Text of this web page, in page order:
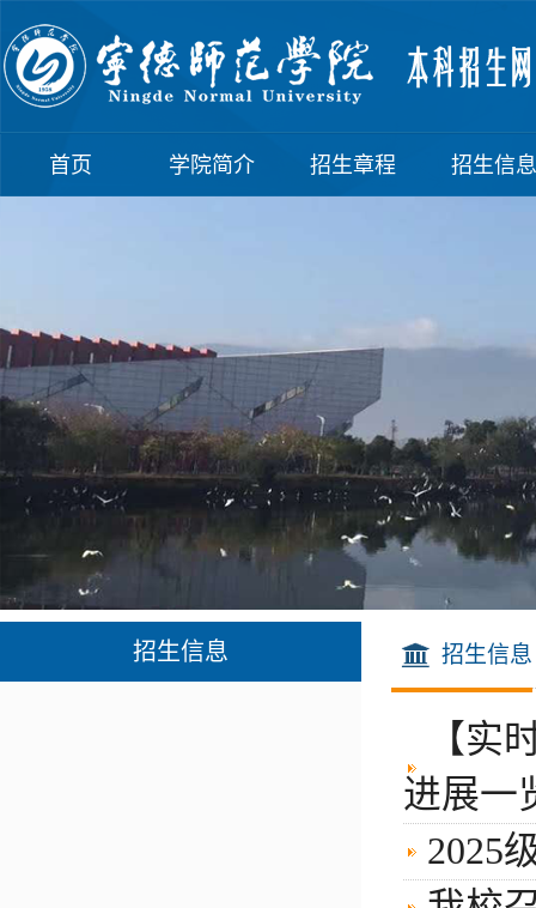
首页 学院简介 招生章程 招生信息
招生信息 招生信息
【实
进展一
2025